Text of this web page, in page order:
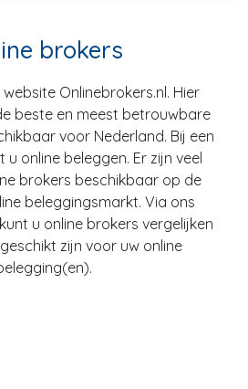
brokers
Onlinebrokers.nl. Hier
beste en meest betrouwbare
voor Nederland. Bij een
u online beleggen. Er zijn veel
brokers beschikbaar op de
beleggingsmarkt. Via ons
u online brokers vergelijken
zijn voor uw online